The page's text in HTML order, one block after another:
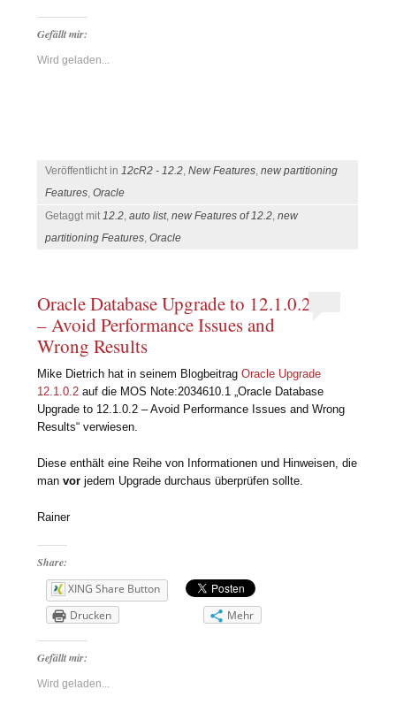
Gefällt mir:
Wird geladen...
Veröffentlicht in12cR2 - 12.2,New Features,new partitioning
Features,Oracle
Getaggt mit12.2,auto list,new Features of 12.2,new
partitioning Features,Oracle
Oracle Database Upgrade to 12.1.0.2
– Avoid Performance Issues and
Wrong Results
Mike Dietrich hat in seinem BlogbeitragOracle Upgrade
12.1.0.2auf die MOS Note:2034610.1 „Oracle Database
Upgrade to 12.1.0.2 – Avoid Performance Issues and Wrong
Results“ verwiesen.
Diese enthält eine Reihe von Informationen und Hinweisen, die
manvor jedem Upgrade durchaus überprüfen sollte.
Rainer
Share:
XING Share Button
Drucken
Mehr
Gefällt mir:
Wird geladen...